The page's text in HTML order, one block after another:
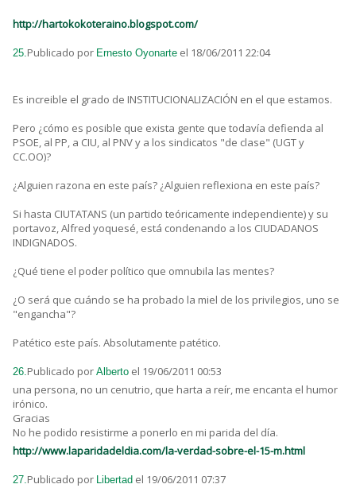
http://hartokokoteraino.blogspot.com/
25.Publicado por Ernesto Oyonarte el 18/06/2011 22:04
Es increible el grado de INSTITUCIONALIZACIÓN en el que estamos.
Pero ¿cómo es posible que exista gente que todavía defienda al
PSOE, al PP, a CIU, al PNV y a los sindicatos "de clase" (UGT y
CC.OO)?
¿Alguien razona en este país? ¿Alguien reflexiona en este país?
Si hasta CIUTATANS (un partido teóricamente independiente) y su
portavoz, Alfred yoquesé, está condenando a los CIUDADANOS
INDIGNADOS.
¿Qué tiene el poder político que omnubila las mentes?
¿O será que cuándo se ha probado la miel de los privilegios, uno se
"engancha"?
Patético este país. Absolutamente patético.
26.Publicado por Alberto el 19/06/2011 00:53
una persona, no un cenutrio, que harta a reír, me encanta el humor
irónico.
Gracias
No he podido resistirme a ponerlo en mi parida del día.
http://www.laparidadeldia.com/la-verdad-sobre-el-15-m.html
27.Publicado por Libertad el 19/06/2011 07:37